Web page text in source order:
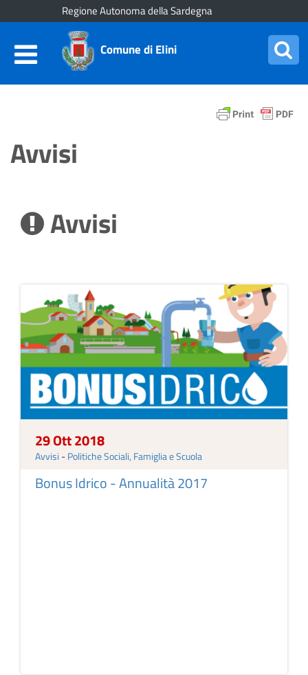
Regione Autonoma della Sardegna
Comune di Elini
Avvisi
Avvisi
29 Ott 2018
Avvisi - Politiche Sociali, Famiglia e Scuola
Bonus Idrico - Annualità 2017